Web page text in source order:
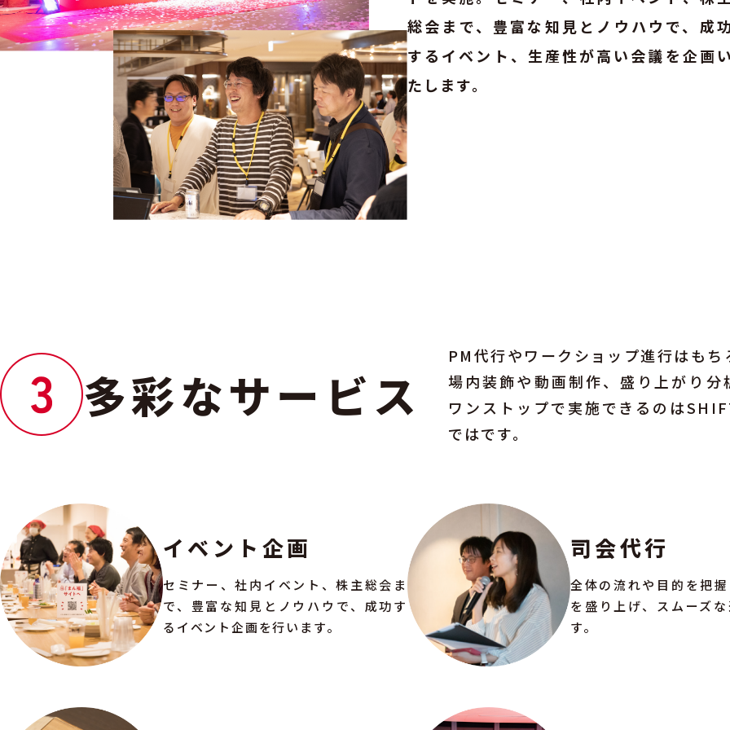
総会まで、豊富な知見とノウハウで、成
するイベント、生産性が高い会議を企画い
たします。
多彩なサービス
PM代行やワークショップ進行はもち
場内装飾や動画制作、盛り上がり分
ワンストップで実施できるのは
ではです。
イベント企画
セミナー、社内イベント、株主総会ま
で、豊富な知見とノウハウで、成功す
るイベント企画を行います。
司会代行
全体の流れや目的を把
を盛り上げ、スムーズ
す。